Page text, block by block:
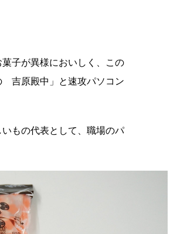
子が異様においしく、この
吉原殿中」と速攻パソコン
もの代表として、職場のパ